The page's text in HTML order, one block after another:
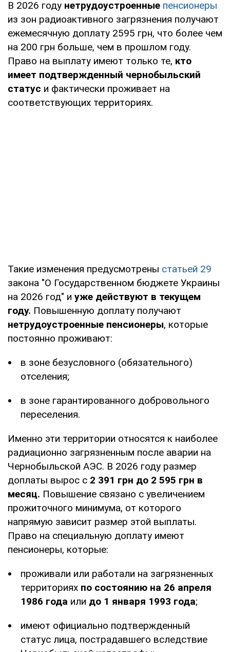
В 2026 году нетрудоустроенные пенсионеры
из зон радиоактивного загрязнения получают
ежемесячную доплату 2595 грн, что более чем
на 200 грн больше, чем в прошлом году.
Право на выплату имеют только те, кто
имеет подтвержденный чернобыльский
статус и фактически проживает на
соответствующих территориях.
Такие изменения предусмотрены статьей 29
закона "О Государственном бюджете Украины
на 2026 год" и уже действуют в текущем
году. Повышенную доплату получают
нетрудоустроенные пенсионеры, которые
постоянно проживают:
в зоне безусловного (обязательного)
отселения;
в зоне гарантированного добровольного
переселения.
Именно эти территории относятся к наиболее
радиационно загрязненным после аварии на
Чернобыльской АЭС. В 2026 году размер
доплаты вырос с 2 391 грн до 2 595 грн в
месяц. Повышение связано с увеличением
прожиточного минимума, от которого
напрямую зависит размер этой выплаты.
Право на специальную доплату имеют
пенсионеры, которые:
проживали или работали на загрязненных
территориях по состоянию на 26 апреля
1986 года или до 1 января 1993 года;
имеют официально подтвержденный
статус лица, пострадавшего вследствие